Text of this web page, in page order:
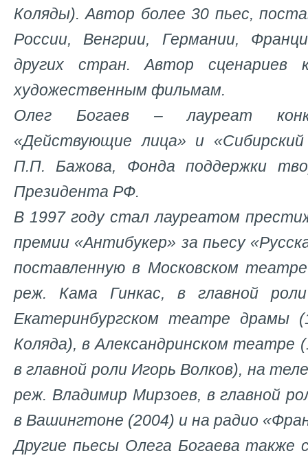
Коляды). Автор более 30 пьес,
России, Венгрии, Германии,
других стран. Автор сценариев
художественным фильмам.
Олег Богаев – лауреат
«Действующие лица» и
П.П. Бажова, Фонда поддержки
Президента РФ.
В 1997 году стал лауреатом
премии «Антибукер» за пьесу
поставленную в Московском
реж. Кама Гинкас, в главной
Екатеринбургском театре драмы
Коляда), в Александринском театре
в главной роли Игорь Волков), на
реж. Владимир Мирзоев, в главной
в Вашингтоне (2004) и на радио
Другие пьесы Олега Богаева также